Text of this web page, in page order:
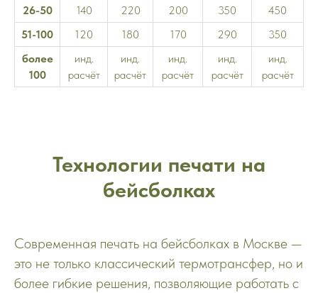
26-50 140 220 200 350
450
51-100
120 180 170 290
350
более
100
инд.
расчёт
инд.
расчёт
инд.
расчёт
инд.
расчёт
инд.
расчёт
Технологии печати на
бейсболках
Современная печать на бейсболках в Москве —
это не только классический термотрансфер, но и
более гибкие решения, позволяющие работать с